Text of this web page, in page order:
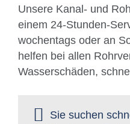
Unsere Kanal- und
einem 24-Stunden-
wochentags oder an
helfen bei allen
Wasserschäden,
Sie suchen